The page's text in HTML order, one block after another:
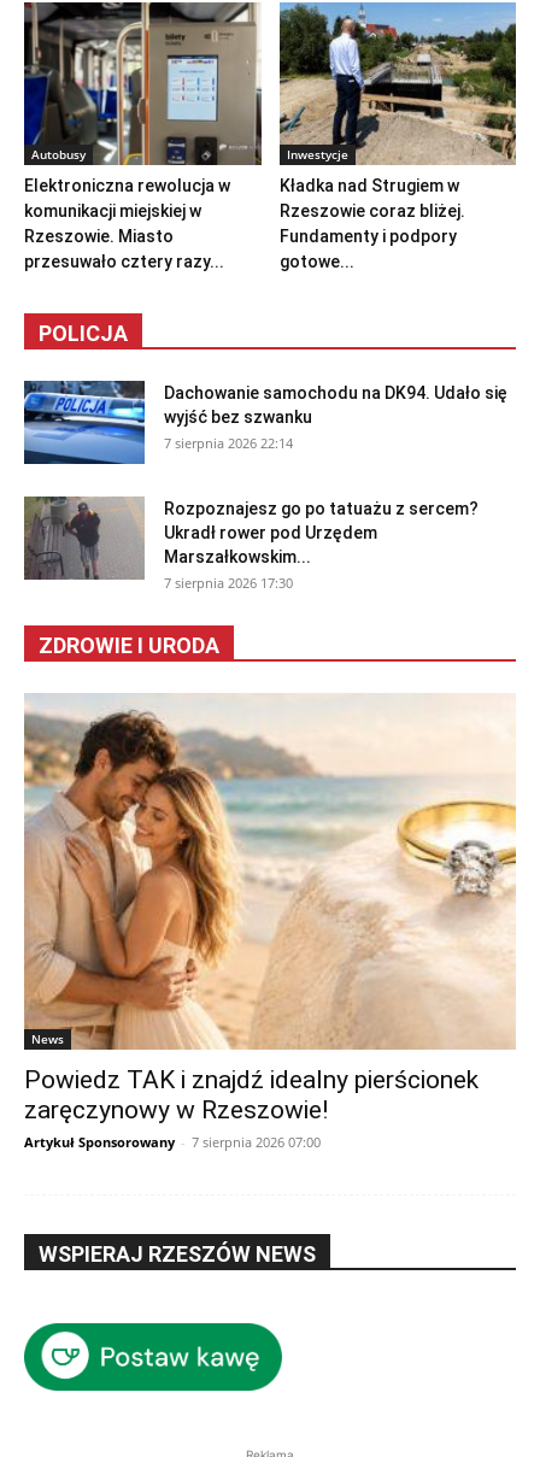
Autobusy
Elektroniczna rewolucja w
komunikacji miejskiej w
Rzeszowie. Miasto
przesuwało cztery razy...
Inwestycje
Kładka nad Strugiem w
Rzeszowie coraz bliżej.
Fundamenty i podpory
gotowe...
POLICJA
Dachowanie samochodu na DK94. Udało się
wyjść bez szwanku
7 sierpnia 2026 22:14
Rozpoznajesz go po tatuażu z sercem?
Ukradł rower pod Urzędem
Marszałkowskim...
7 sierpnia 2026 17:30
ZDROWIE I URODA
News
Powiedz TAK i znajdź idealny pierścionek
zaręczynowy w Rzeszowie!
Artykuł Sponsorowany - 7 sierpnia 2026 07:00
WSPIERAJ RZESZÓW NEWS